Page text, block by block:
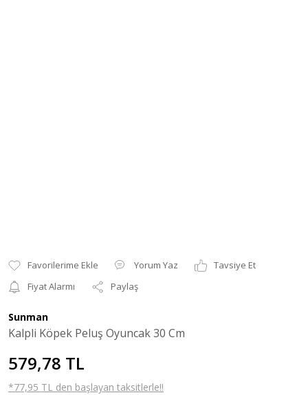
Yorum Yaz
Tavsiye Et
Fiyat Alarmı
Paylaş
Sunman
Kalpli Köpek Peluş Oyuncak 30 Cm
579,78 TL
*77,95 TL den başlayan taksitlerle!!